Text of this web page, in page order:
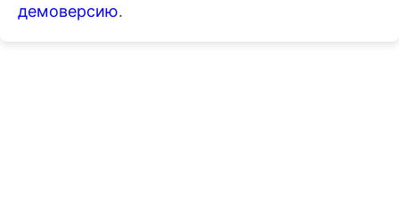
демоверсию.